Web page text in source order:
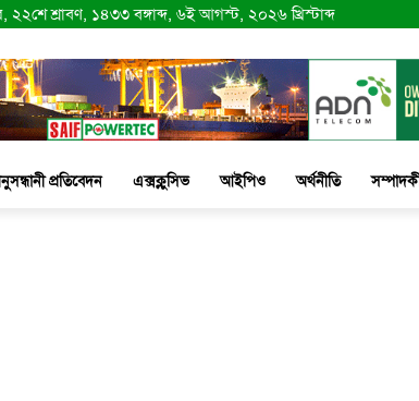
২২শে শ্রাবণ, ১৪৩৩ বঙ্গাব্দ, ৬ই আগস্ট, ২০২৬ খ্রিস্টাব্দ
প্রতিবেদন এক্সক্লুসিভ আইপিও অর্থনীতি